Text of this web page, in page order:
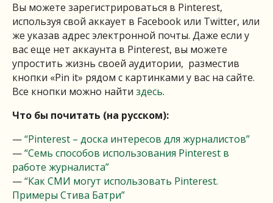
Вы можете зарегистрироваться в Pinterest,
используя свой аккаует в Facebook или Twitter, или
же указав адрес электронной почты. Даже если у
вас еще нет аккаунта в Pinterest, вы можете
упростить жизнь своей аудитории, разместив
кнопки «Pin it» рядом с картинками у вас на сайте.
Все кнопки можно найти здесь.
Что бы почитать (на русском):
—“Pinterest – доска интересов для журналистов”
—“Семь способов использования Pinterest в
работе журналиста”
—“Как СМИ могут использовать Pinterest.
Примеры Стива Батри”